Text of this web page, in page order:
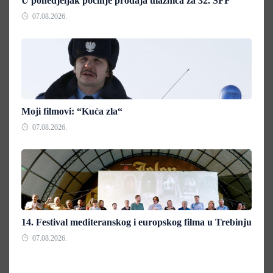
07.08.2026.
Moji filmovi: “Kuća zla“
07.08.2026.
14. Festival mediteranskog i europskog filma u Trebinju
07.08.2026.